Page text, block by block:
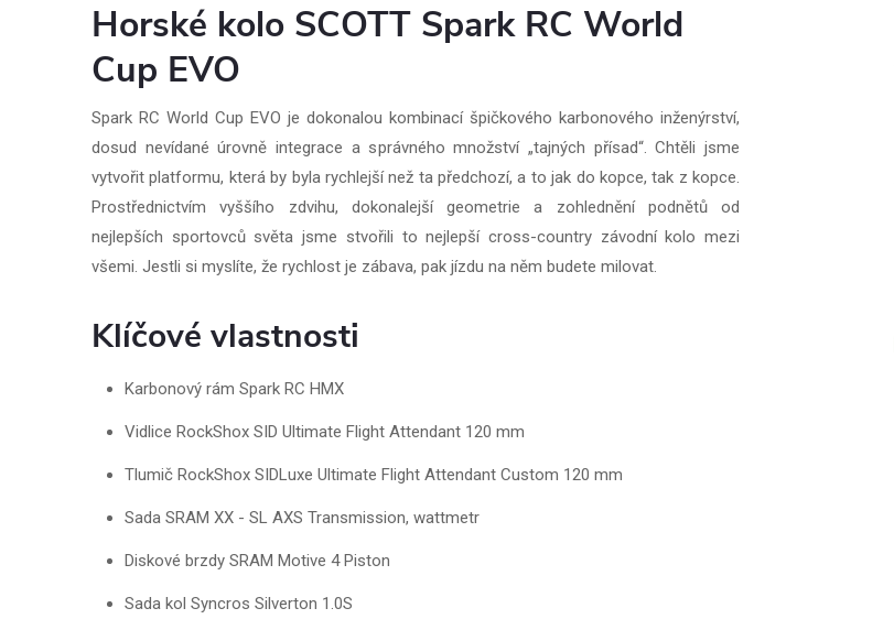
Horské kolo SCOTT Spark RC World
Cup EVO
Spark RC World Cup EVO je dokonalou kombinací špičkového karbonového inženýrství,
dosud nevídané úrovně integrace a správného množství „tajných přísad“. Chtěli jsme
vytvořit platformu, která by byla rychlejší než ta předchozí, a to jak do kopce, tak z kopce.
Prostřednictvím vyššího zdvihu, dokonalejší geometrie a zohlednění podnětů od
nejlepších sportovců světa jsme stvořili to nejlepší cross-country závodní kolo mezi
všemi. Jestli si myslíte, že rychlost je zábava, pak jízdu na něm budete milovat.
Klíčové vlastnosti
Karbonový rám Spark RC HMX
Vidlice RockShox SID Ultimate Flight Attendant 120 mm
Tlumič RockShox SIDLuxe Ultimate Flight Attendant Custom 120 mm
Sada SRAM XX - SL AXS Transmission, wattmetr
Diskové brzdy SRAM Motive 4 Piston
Sada kol Syncros Silverton 1.0S